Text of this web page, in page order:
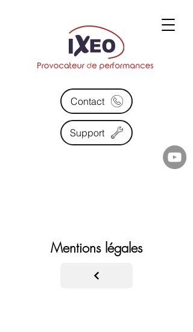
Contact
Support
Mentions légales